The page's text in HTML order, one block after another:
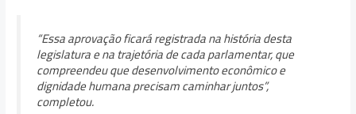
“Essa aprovação ficará registrada na história desta
legislatura e na trajetória de cada parlamentar, que
compreendeu que desenvolvimento econômico e
dignidade humana precisam caminhar juntos”,
completou.